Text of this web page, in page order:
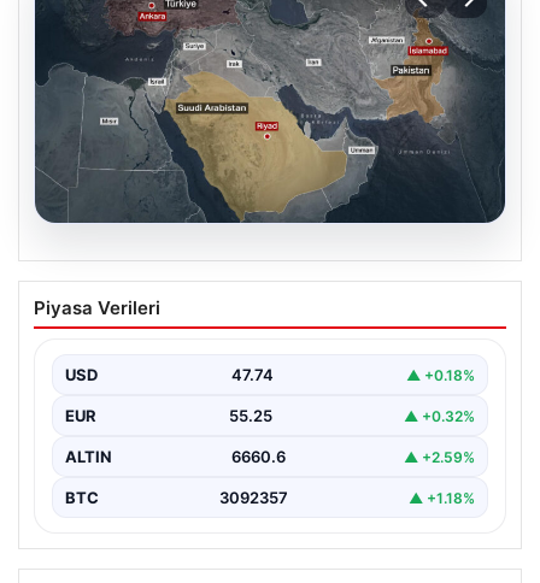
07.08.2026
Mekke Ortak Savunma Anlaşması:
Bölgesel Güç Birliği ve Yeni Güvenlik
Türkiye, Suudi Arabistan ve Pakistan arasında yapılan
bölgesel…
Piyasa Verileri
USD 47.74 ▲ +0.18%
EUR 55.25 ▲ +0.32%
ALTIN 6660.6 ▲ +2.59%
BTC 3092357 ▲ +1.18%